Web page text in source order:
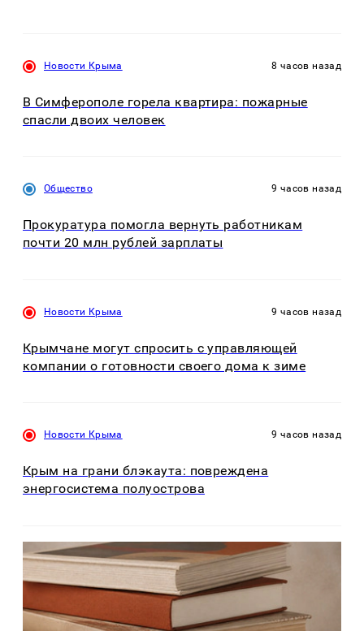
Новости Крыма 8 часов назад
В Симферополе горела квартира: пожарные
спасли двоих человек
Общество 9 часов назад
Прокуратура помогла вернуть работникам
почти 20 млн рублей зарплаты
Новости Крыма 9 часов назад
Крымчане могут спросить с управляющей
компании о готовности своего дома к зиме
Новости Крыма 9 часов назад
Крым на грани блэкаута: повреждена
энергосистема полуострова